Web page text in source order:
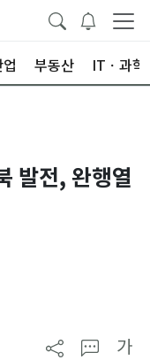
부동산 ITㆍ과학
발전, 완행열
가